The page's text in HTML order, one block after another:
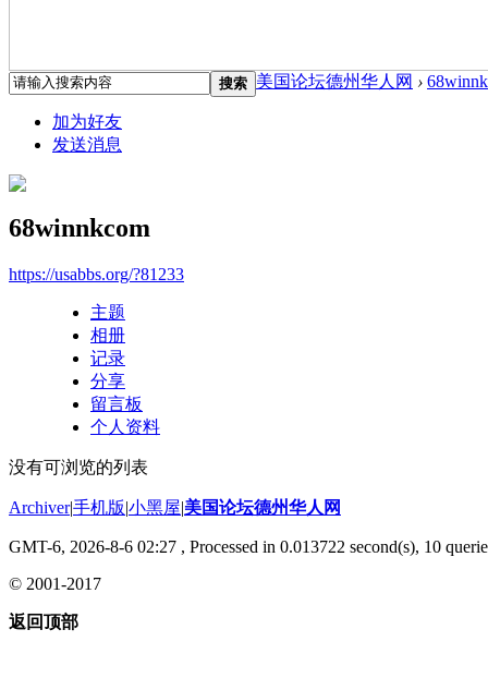
搜索 美国论坛德州华人网 ›
加为好友
发送消息
68winnkcom
https://usabbs.org/?81233
主题
相册
记录
分享
留言板
个人资料
没有可浏览的列表
Archiver|手机版|小黑屋|美国论坛德州华人网
GMT-6, 2026-8-6 02:27 , Processed in 0.013722 second(s), 10
© 2001-2017
返回顶部